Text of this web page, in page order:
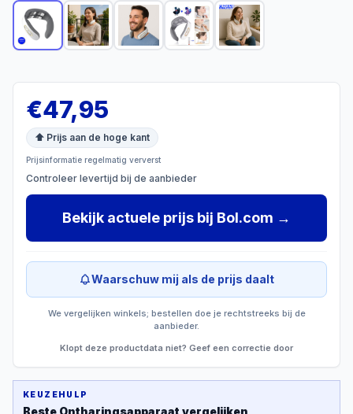
€47,95
⬆ Prijs aan de hoge kant
Prijsinformatie regelmatig ververst
Controleer levertijd bij de aanbieder
Bekijk actuele prijs bij Bol.com →
Waarschuw mij als de prijs daalt
We vergelijken winkels; bestellen doe je rechtstreeks bij de
aanbieder.
Klopt deze productdata niet? Geef een correctie door
KEUZEHULP
Beste Ontharingsapparaat vergelijken